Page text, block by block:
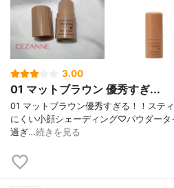
3.00
01 マットブラウン 優秀すぎ...
01 マットブラウン優秀すぎる！！ステ
にくい小顔シェーディング♡パウダータ
過ぎ…続きを見る